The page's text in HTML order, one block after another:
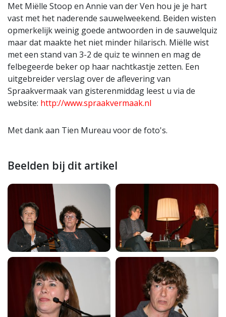
Met Miëlle Stoop en Annie van der Ven hou je je hart
vast met het naderende sauwelweekend. Beiden wisten
opmerkelijk weinig goede antwoorden in de sauwelquiz
maar dat maakte het niet minder hilarisch. Miëlle wist
met een stand van 3-2 de quiz te winnen en mag de
felbegeerde beker op haar nachtkastje zetten. Een
uitgebreider verslag over de aflevering van
Spraakvermaak van gisterenmiddag leest u via de
website: http://www.spraakvermaak.nl
Met dank aan Tien Mureau voor de foto's.
Beelden bij dit artikel